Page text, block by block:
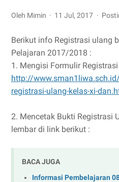
Oleh Mimin 11 Jul, 2017
Berikut info Registrasi ulang
Pelajaran 2017/2018 :
1. Mengisi Formulir
http://
registrasi-ulang-kelas-xi-
2. Mencetak Bukti Registrasi
lembar di link berikut :
BACA JUGA
Informasi Pembelajaran